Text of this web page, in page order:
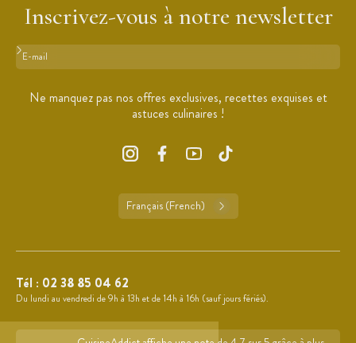
Inscrivez-vous à notre newsletter
Format : adresse@email.com
Ne manquez pas nos offres exclusives, recettes exquises et
astuces culinaires !
Français (French)
Tél : 02 38 85 04 62
Du lundi au vendredi de 9h à 13h et de 14h à 16h (sauf jours fériés).